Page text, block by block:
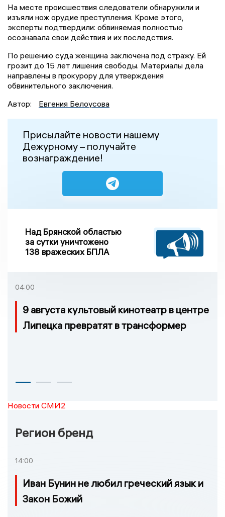
На месте происшествия следователи обнаружили и
изъяли нож орудие преступления. Кроме этого,
эксперты подтвердили: обвиняемая полностью
осознавала свои действия и их последствия.
По решению суда женщина заключена под стражу. Ей
грозит до 15 лет лишения свободы. Материалы дела
направлены в прокурору для утверждения
обвинительного заключения.
Автор:
Евгения Белоусова
Присылайте новости нашему
Дежурному – получайте
вознаграждение!
Над Брянской областью
за сутки уничтожено
138 вражеских БПЛА
04:00
9 августа культовый кинотеатр в центре
Липецка превратят в трансформер
Новости СМИ2
Регион бренд
14:00
Иван Бунин не любил греческий язык и
Закон Божий